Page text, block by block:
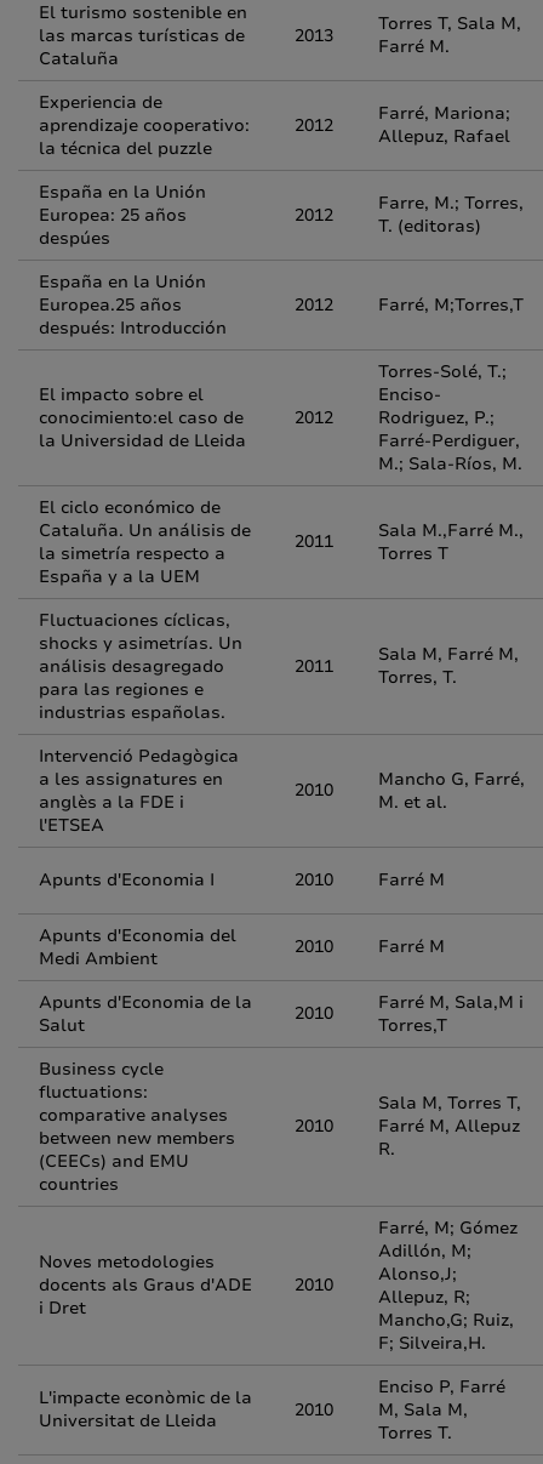
El turismo sostenible en
las marcas turísticas de
Cataluña
2013
Torres T, Sala M,
Farré M.
Experiencia de
aprendizaje cooperativo:
la técnica del puzzle
2012
Farré, Mariona;
Allepuz, Rafael
España en la Unión
Europea: 25 años
despúes
2012
Farre, M.; Torres,
T. (editoras)
España en la Unión
Europea.25 años
después: Introducción
2012 Farré, M;Torres,T
El impacto sobre el
conocimiento:el caso de
la Universidad de Lleida
2012
Torres-Solé, T.;
Enciso-
Rodriguez, P.;
Farré-Perdiguer,
M.; Sala-Ríos, M.
El ciclo económico de
Cataluña. Un análisis de
la simetría respecto a
España y a la UEM
2011
Sala M.,Farré M.,
Torres T
Fluctuaciones cíclicas,
shocks y asimetrías. Un
análisis desagregado
para las regiones e
industrias españolas.
2011
Sala M, Farré M,
Torres, T.
Intervenció Pedagògica
a les assignatures en
anglès a la FDE i
l'ETSEA
2010
Mancho G, Farré,
M. et al.
Apunts d'Economia I 2010 Farré M
Apunts d'Economia del
Medi Ambient
2010 Farré M
Apunts d'Economia de la
Salut
2010
Farré M, Sala,M i
Torres,T
Business cycle
fluctuations:
comparative analyses
between new members
(CEECs) and EMU
countries
2010
Sala M, Torres T,
Farré M, Allepuz
R.
Noves metodologies
docents als Graus d'ADE
i Dret
2010
Farré, M; Gómez
Adillón, M;
Alonso,J;
Allepuz, R;
Mancho,G; Ruiz,
F; Silveira,H.
L'impacte econòmic de la
Universitat de Lleida
2010
Enciso P, Farré
M, Sala M,
Torres T.